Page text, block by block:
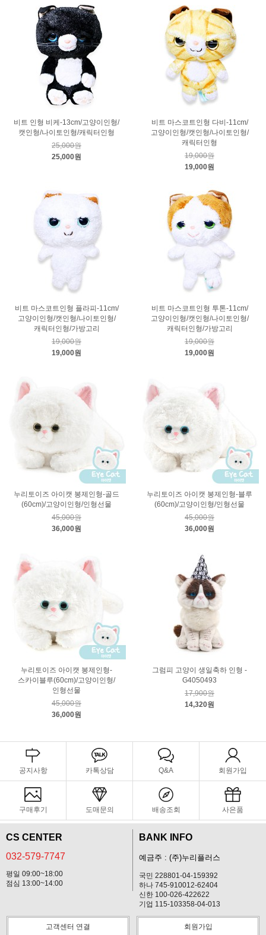
비트 인형 비케-13cm/고양이인형/
캣인형/나이토인형/캐릭터인형
25,000원
25,000원
비트 마스코트인형 다비-11cm/
고양이인형/캣인형/나이토인형/
캐릭터인형
19,000원
19,000원
비트 마스코트인형 플라피-11cm/
고양이인형/캣인형/나이토인형/
캐릭터인형/가방고리
19,000원
19,000원
비트 마스코트인형 투톤-11cm/
고양이인형/캣인형/나이토인형/
캐릭터인형/가방고리
19,000원
19,000원
누리토이즈 아이캣 봉제인형-골드
(60cm)/고양이인형/인형선물
45,000원
36,000원
누리토이즈 아이캣 봉제인형-블루
(60cm)/고양이인형/인형선물
45,000원
36,000원
누리토이즈 아이캣 봉제인형-
스카이블루(60cm)/고양이인형/
인형선물
45,000원
36,000원
그럼피 고양이 생일축하 인형 -
G4050493
17,900원
14,320원
공지사항 카톡상담 Q&A 회원가입
구매후기 도매문의 배송조회 사은품
CS CENTER
032-579-7747
평일 09:00~18:00
점심 13:00~14:00
BANK INFO
예금주 : (주)누리플러스
국민 228801-04-159392
하나 745-910012-62404
신한 100-026-422622
기업 115-103358-04-013
고객센터 연결 회원가입